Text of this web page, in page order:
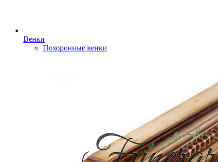
Венки
Похоронные венки